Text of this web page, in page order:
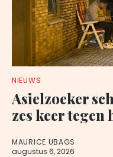
NIEUWS
Asielzoeker
zes keer tegen
MAURICE UBAGS
augustus 6, 2026